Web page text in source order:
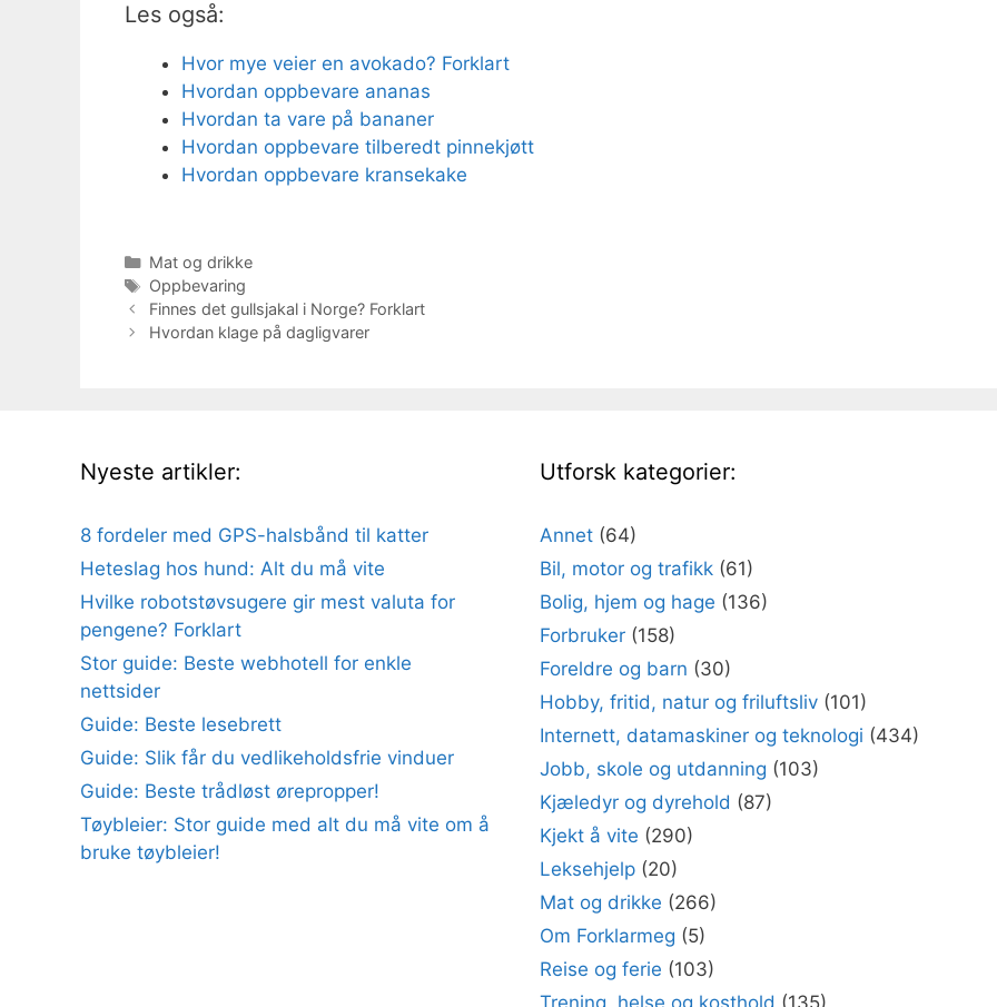
Les også:
Hvor mye veier en avokado? Forklart
Hvordan oppbevare ananas
Hvordan ta vare på bananer
Hvordan oppbevare tilberedt pinnekjøtt
Hvordan oppbevare kransekake
Kategorier
Mat og drikke
Stikkord
Oppbevaring
Finnes det gullsjakal i Norge? Forklart
Hvordan klage på dagligvarer
Nyeste artikler:
8 fordeler med GPS-halsbånd til katter
Heteslag hos hund: Alt du må vite
Hvilke robotstøvsugere gir mest valuta for
pengene? Forklart
Stor guide: Beste webhotell for enkle
nettsider
Guide: Beste lesebrett
Guide: Slik får du vedlikeholdsfrie vinduer
Guide: Beste trådløst ørepropper!
Tøybleier: Stor guide med alt du må vite om å
bruke tøybleier!
Utforsk kategorier:
Annet (64)
Bil, motor og trafikk (61)
Bolig, hjem og hage (136)
Forbruker (158)
Foreldre og barn (30)
Hobby, fritid, natur og friluftsliv (101)
Internett, datamaskiner og teknologi (434)
Jobb, skole og utdanning (103)
Kjæledyr og dyrehold (87)
Kjekt å vite (290)
Leksehjelp (20)
Mat og drikke (266)
Om Forklarmeg (5)
Reise og ferie (103)
Trening, helse og kosthold (135)